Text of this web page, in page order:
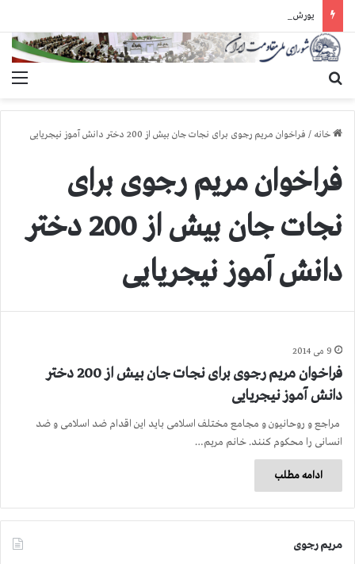
خانه / فراخوان مریم رجوی برای نجات جان بیش از 200 دختر دانش آموز نیجریایی
فراخوان مریم رجوی برای
نجات جان بیش از 200 دختر
دانش آموز نیجریایی
9 می 2014
فراخوان مریم رجوی برای نجات جان بیش از 200 دختر
دانش آموز نیجریایی
مراجع و روحانیون و مجامع مختلف اسلامی باید این اقدام ضد اسلامی و ضد
انسانی را محكوم كنند. خانم مریم…
ادامه مطلب
مریم رجوی